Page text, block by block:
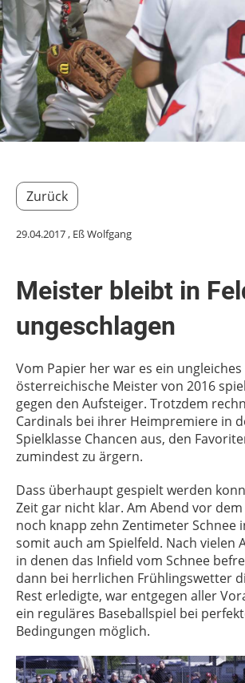
Zurück
29.04.2017, Eß Wolfgang
Meister bleibt in
ungeschlagen
Vom Papier her war es ein
österreichische Meister von 2016
gegen den Aufsteiger. Trotzdem
Cardinals bei ihrer Heimpremiere in
Spielklasse Chancen aus, den
zumindest zu ärgern.
Dass überhaupt gespielt werden
Zeit gar nicht klar. Am Abend vor
noch knapp zehn Zentimeter Schnee
somit auch am Spielfeld. Nach vielen
in denen das Infield vom Schnee
dann bei herrlichen Frühlingswetter
Rest erledigte, war entgegen aller
ein reguläres Baseballspiel bei
Bedingungen möglich.